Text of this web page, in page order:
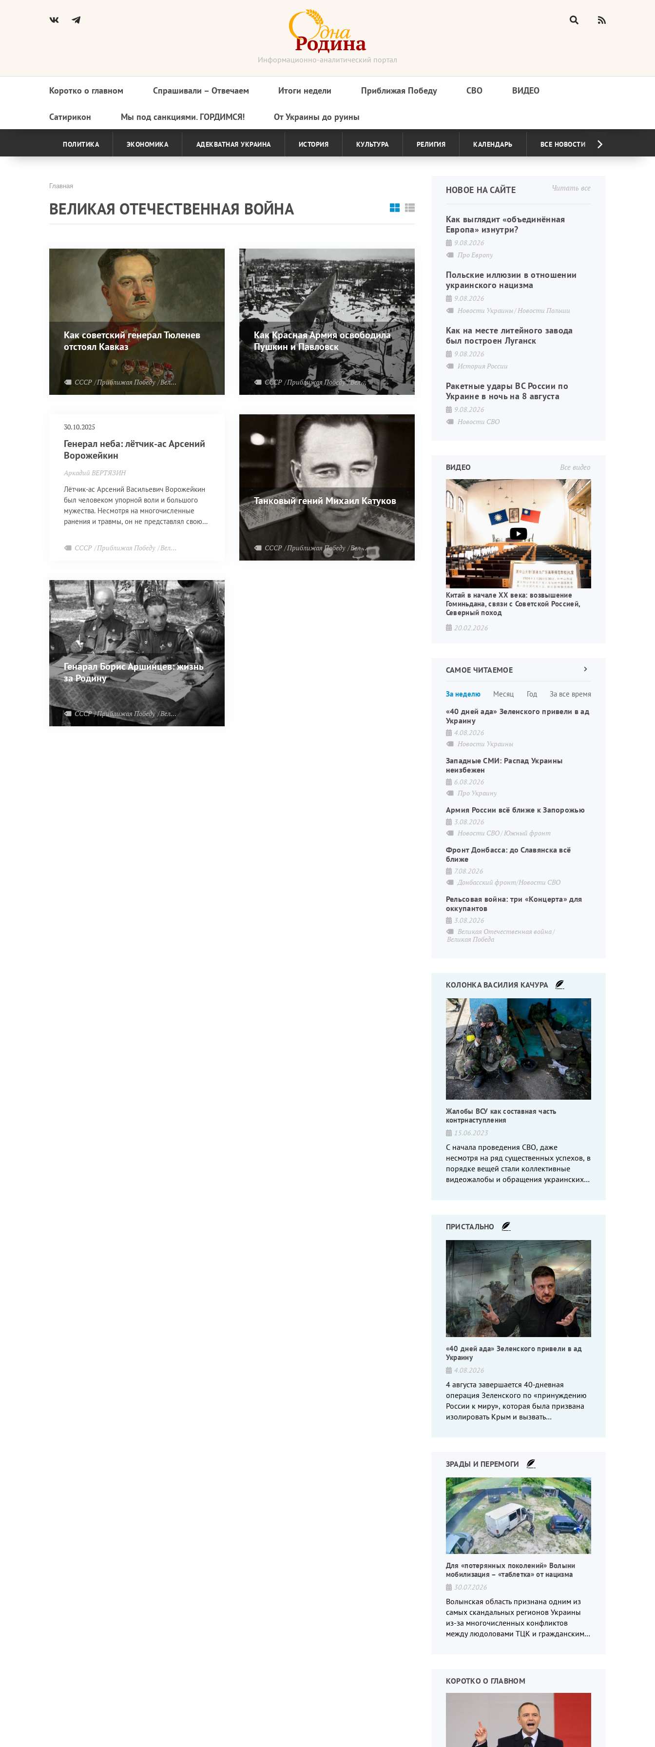
Информационно-аналитический портал
Основная
навигация
Коротко о главном Спрашивали – Отвечаем Итоги недели Приближая Победу СВО ВИДЕО
Сатирикон Мы под санкциями. ГОРДИМСЯ! От Украины до руины
ПОЛИТИКА ЭКОНОМИКА АДЕКВАТНАЯ УКРАИНА ИСТОРИЯ КУЛЬТУРА РЕЛИГИЯ КАЛЕНДАРЬ ВСЕ НОВОСТИ
Строка
навигации
Главная
ВЕЛИКАЯ ОТЕЧЕСТВЕННАЯ ВОЙНА
Как советский генерал Тюленев
отстоял Кавказ
СССР Приближая Победу Великая Отечественная война
Как Красная Армия освободила
Пушкин и Павловск
СССР Приближая Победу Великая Отечественная война
30.10.2025
Генерал неба: лётчик-ас Арсений
Ворожейкин
Аркадий ВЕРТЯЗИН
Лётчик-ас Арсений Васильевич Ворожейкин
был человеком упорной воли и большого
мужества. Несмотря на многочисленные
ранения и травмы, он не представлял свою
и сбил 54 самолёта противника.
СССР Приближая Победу Великая Отечественная война
Танковый гений Михаил Катуков
СССР Приближая Победу Великая Отечественная война
Генарал Борис Аршинцев: жизнь
за Родину
СССР Приближая Победу Великая Отечественная война
Читать все
НОВОЕ НА САЙТЕ
Как выглядит «объединённая
Европа» изнутри?
9.08.2026
Про Европу
Польские иллюзии в отношении
украинского нацизма
9.08.2026
Новости Украины Новости Польши
Как на месте литейного завода
был построен Луганск
9.08.2026
История России
Ракетные удары ВС России по
Украине в ночь на 8 августа
9.08.2026
Новости СВО
Все видео
ВИДЕО
Китай в начале XX века: возвышение
Гоминьдана, связи с Советской Россией,
Северный поход
20.02.2026
САМОЕ ЧИТАЕМОЕ
За неделю Месяц Год За все времястраниц
Следующая
«40 дней ада» Зеленского привели в ад
Украину
4.08.2026
Новости Украины
Западные СМИ: Распад Украины
неизбежен
6.08.2026
Про Украину
Армия России всё ближе к Запорожью
3.08.2026
Новости СВО Южный фронт
Фронт Донбасса: до Славянска всё
ближе
7.08.2026
Донбасский фронт/Новости СВО
Рельсовая война: три «Концерта» для
оккупантов
3.08.2026
Великая Отечественная война
Великая Победа
КОЛОНКА ВАСИЛИЯ КАЧУРА
Жалобы ВСУ как составная часть
контрнаступления
15.06.2023
С начала проведения СВО, даже
несмотря на ряд существенных успехов, в
порядке вещей стали коллективные
видеожалобы и обращения украинских
ПРИСТАЛЬНО
«40 дней ада» Зеленского привели в ад
Украину
4.08.2026
4 августа завершается 40-дневная
операция Зеленского по «принуждению
России к миру», которая была призвана
изолировать Крым и вызвать
ЗРАДЫ И ПЕРЕМОГИ
Для «потерянных поколений» Волыни
мобилизация – «таблетка» от нацизма
30.07.2026
Волынская область признана одним из
самых скандальных регионов Украины
из-за многочисленных конфликтов
между людоловами ТЦК и гражданским
КОРОТКО О ГЛАВНОМ